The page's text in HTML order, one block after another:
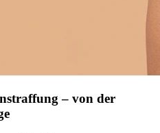
– von der